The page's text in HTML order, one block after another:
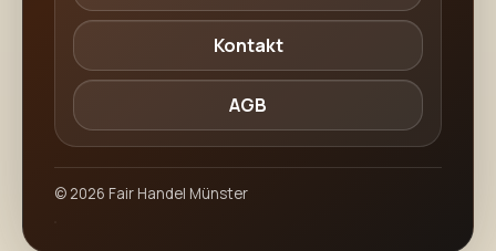
Kontakt
AGB
© 2026 Fair Handel Münster